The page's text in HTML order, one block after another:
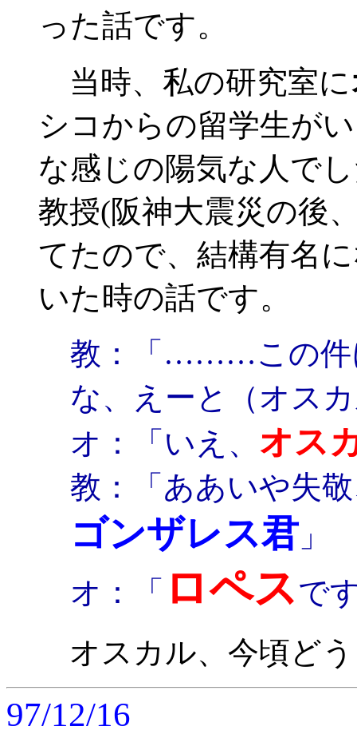
った話です。
当時、私の研究室に
シコからの留学生が
な感じの陽気な人で
教授(阪神大震災の後
てたので、結構有名
いた時の話です。
教：「………この件
な、えーと（オス
オ：「いえ、 オス
教：「ああいや失
ゴンザレス君」
オ：「 ロペスで
オスカル、今頃ど
97/12/16